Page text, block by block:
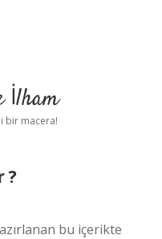
İlham
bir macera!
?
bu içerikte